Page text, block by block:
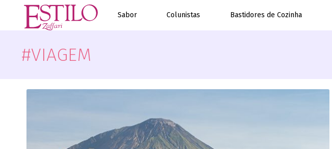
Sabor Colunistas Bastidores de Cozinha
#VIAGEM